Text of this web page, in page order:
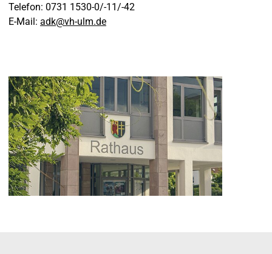
Telefon: 0731 1530-0/-11/-42
E-Mail: adk@vh-ulm.de